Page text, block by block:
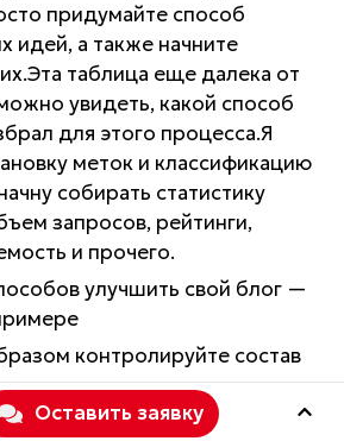
придумайте способ
идей, а также начните
таблица еще далека от
увидеть, какой способ
для этого процесса.Я
меток и классификацию
собирать статистику
запросов, рейтинги,
и прочего.
контролируйте состав
применяемые идеи в
категории пользователей, и
Оставить заявку